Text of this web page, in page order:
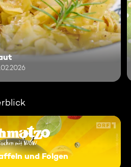
und Folgen